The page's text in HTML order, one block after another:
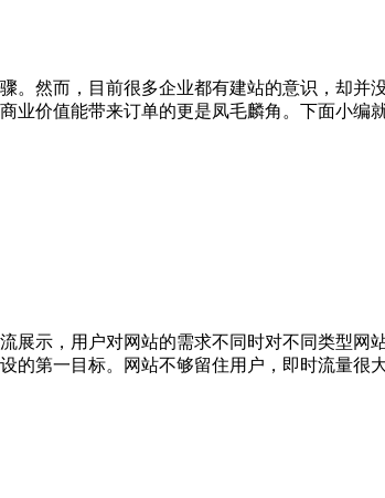
。然而，目前很多企业都有建站的意识，却并
业价值能带来订单的更是凤毛麟角。下面小编
展示，用户对网站的需求不同时对不同类型网
的第一目标。网站不够留住用户，即时流量很